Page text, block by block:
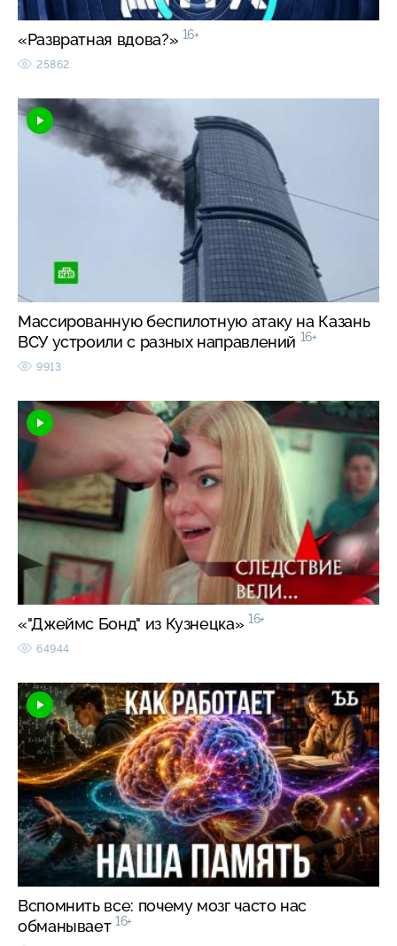
«Развратная вдова?» 16+
25862
Массированную беспилотную атаку на Казань
ВСУ устроили с разных направлений 16+
9913
«"Джеймс Бонд" из Кузнецка» 16+
64944
Вспомнить все: почему мозг часто нас
обманывает 16+